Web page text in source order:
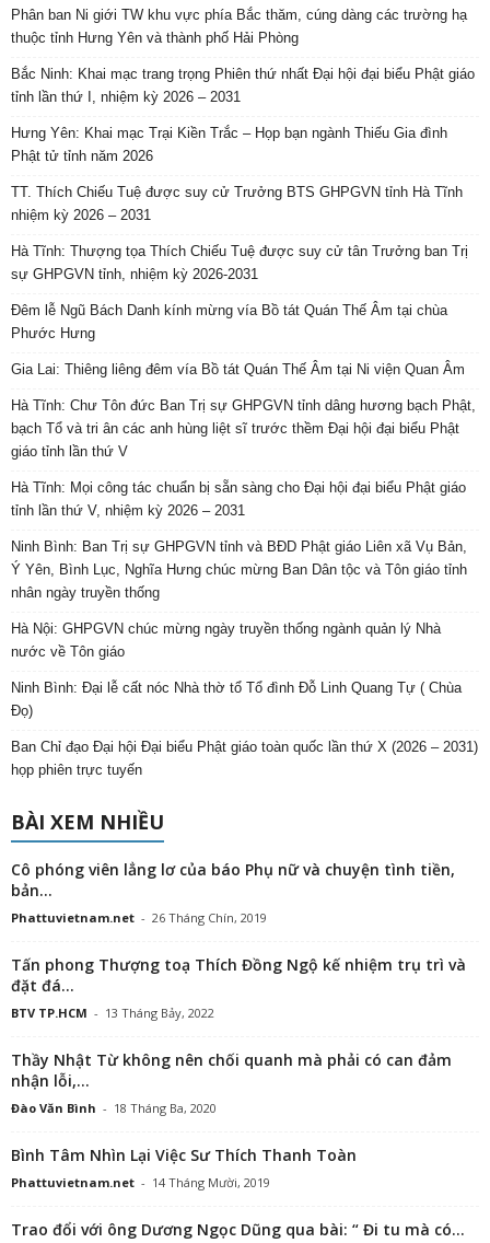
Phân ban Ni giới TW khu vực phía Bắc thăm, cúng dàng các trường hạ
thuộc tỉnh Hưng Yên và thành phố Hải Phòng
Bắc Ninh: Khai mạc trang trọng Phiên thứ nhất Đại hội đại biểu Phật giáo
tỉnh lần thứ I, nhiệm kỳ 2026 – 2031
Hưng Yên: Khai mạc Trại Kiền Trắc – Họp bạn ngành Thiếu Gia đình
Phật tử tỉnh năm 2026
TT. Thích Chiếu Tuệ được suy cử Trưởng BTS GHPGVN tỉnh Hà Tĩnh
nhiệm kỳ 2026 – 2031
Hà Tĩnh: Thượng tọa Thích Chiếu Tuệ được suy cử tân Trưởng ban Trị
sự GHPGVN tỉnh, nhiệm kỳ 2026-2031
Đêm lễ Ngũ Bách Danh kính mừng vía Bồ tát Quán Thế Âm tại chùa
Phước Hưng
Gia Lai: Thiêng liêng đêm vía Bồ tát Quán Thế Âm tại Ni viện Quan Âm
Hà Tĩnh: Chư Tôn đức Ban Trị sự GHPGVN tỉnh dâng hương bạch Phật,
bạch Tổ và tri ân các anh hùng liệt sĩ trước thềm Đại hội đại biểu Phật
giáo tỉnh lần thứ V
Hà Tĩnh: Mọi công tác chuẩn bị sẵn sàng cho Đại hội đại biểu Phật giáo
tỉnh lần thứ V, nhiệm kỳ 2026 – 2031
Ninh Bình: Ban Trị sự GHPGVN tỉnh và BĐD Phật giáo Liên xã Vụ Bản,
Ý Yên, Bình Lục, Nghĩa Hưng chúc mừng Ban Dân tộc và Tôn giáo tỉnh
nhân ngày truyền thống
Hà Nội: GHPGVN chúc mừng ngày truyền thống ngành quản lý Nhà
nước về Tôn giáo
Ninh Bình: Đại lễ cất nóc Nhà thờ tổ Tổ đình Đỗ Linh Quang Tự ( Chùa
Đọ)
Ban Chỉ đạo Đại hội Đại biểu Phật giáo toàn quốc lần thứ X (2026 – 2031)
họp phiên trực tuyến
BÀI XEM NHIỀU
Cô phóng viên lẳng lơ của báo Phụ nữ và chuyện tình tiền,
bản...
Phattuvietnam.net - 26 Tháng Chín, 2019
Tấn phong Thượng toạ Thích Đồng Ngộ kế nhiệm trụ trì và
đặt đá...
BTV TP.HCM - 13 Tháng Bảy, 2022
Thầy Nhật Từ không nên chối quanh mà phải có can đảm
nhận lỗi,...
Đào Văn Bình - 18 Tháng Ba, 2020
Bình Tâm Nhìn Lại Việc Sư Thích Thanh Toàn
Phattuvietnam.net - 14 Tháng Mười, 2019
Trao đổi với ông Dương Ngọc Dũng qua bài: “ Đi tu mà có...